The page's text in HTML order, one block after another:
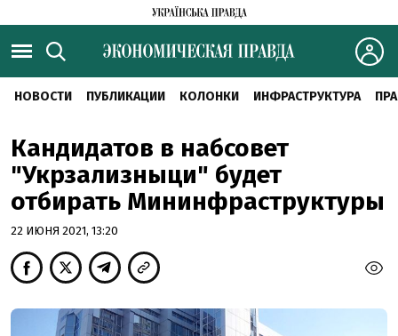
НОВОСТИ ПУБЛИКАЦИИ КОЛОНКИ ИНФРАСТРУКТУРА
Кандидатов в набсовет
"Укрзализныци" будет
отбирать Мининфраструктуры
22 ИЮНЯ 2021, 13:20